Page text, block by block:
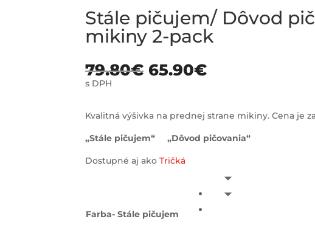
Stále pičujem/ Dôvod
mikiny 2-pack
79.80€ 65.90€
s DPH
Kvalitná výšivka na prednej strane mikiny. Cena je
„Stále pičujem“ „Dôvod pičovania“
Dostupné aj akoTričká
Farba- Stále pičujem